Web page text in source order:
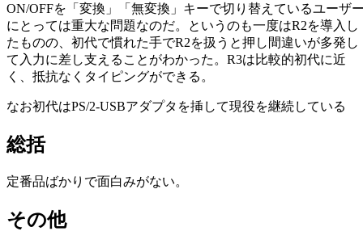
ON/OFFを「変換」「無変換」キーで切り替えているユーザ
にとっては重大な問題なのだ。というのも一度はR2を導入し
たものの、初代で慣れた手でR2を扱うと押し間違いが多発し
て入力に差し支えることがわかった。R3は比較的初代に近
く、抵抗なくタイピングができる。
なお初代はPS/2-USBアダプタを挿して現役を継続している
総括
定番品ばかりで面白みがない。
その他